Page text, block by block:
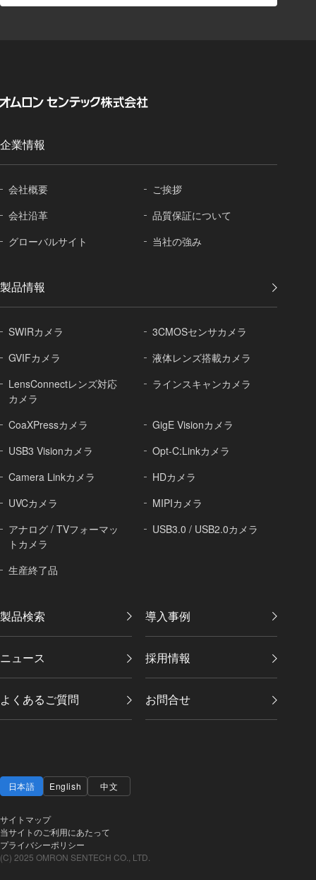
企業情報
会社概要
ご挨拶
会社沿革
品質保証について
グローバルサイト 当社の強み
製品情報
SWIRカメラ
3CMOSセンサカメラ
GVIFカメラ
液体レンズ搭載カメラ
LensConnectレンズ対応
カメラ
ラインスキャンカメラ
CoaXPressカメラ
GigE Visionカメラ
USB3 Visionカメラ
Opt-C:Linkカメラ
Camera Linkカメラ
HDカメラ
UVCカメラ
MIPIカメラ
アナログ / TVフォーマッ
トカメラ
USB3.0 / USB2.0カメラ
生産終了品
製品検索 導入事例
ニュース 採用情報
よくあるご質問 お問合せ
日本語 English 中文
サイトマップ
当サイトのご利用にあたって
プライバシーポリシー
(C) 2025 OMRON SENTECH CO., LTD.